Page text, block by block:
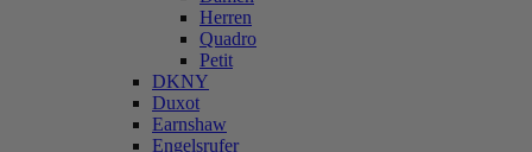
Herren
Quadro
Petit
DKNY
Duxot
Earnshaw
Engelsrufer